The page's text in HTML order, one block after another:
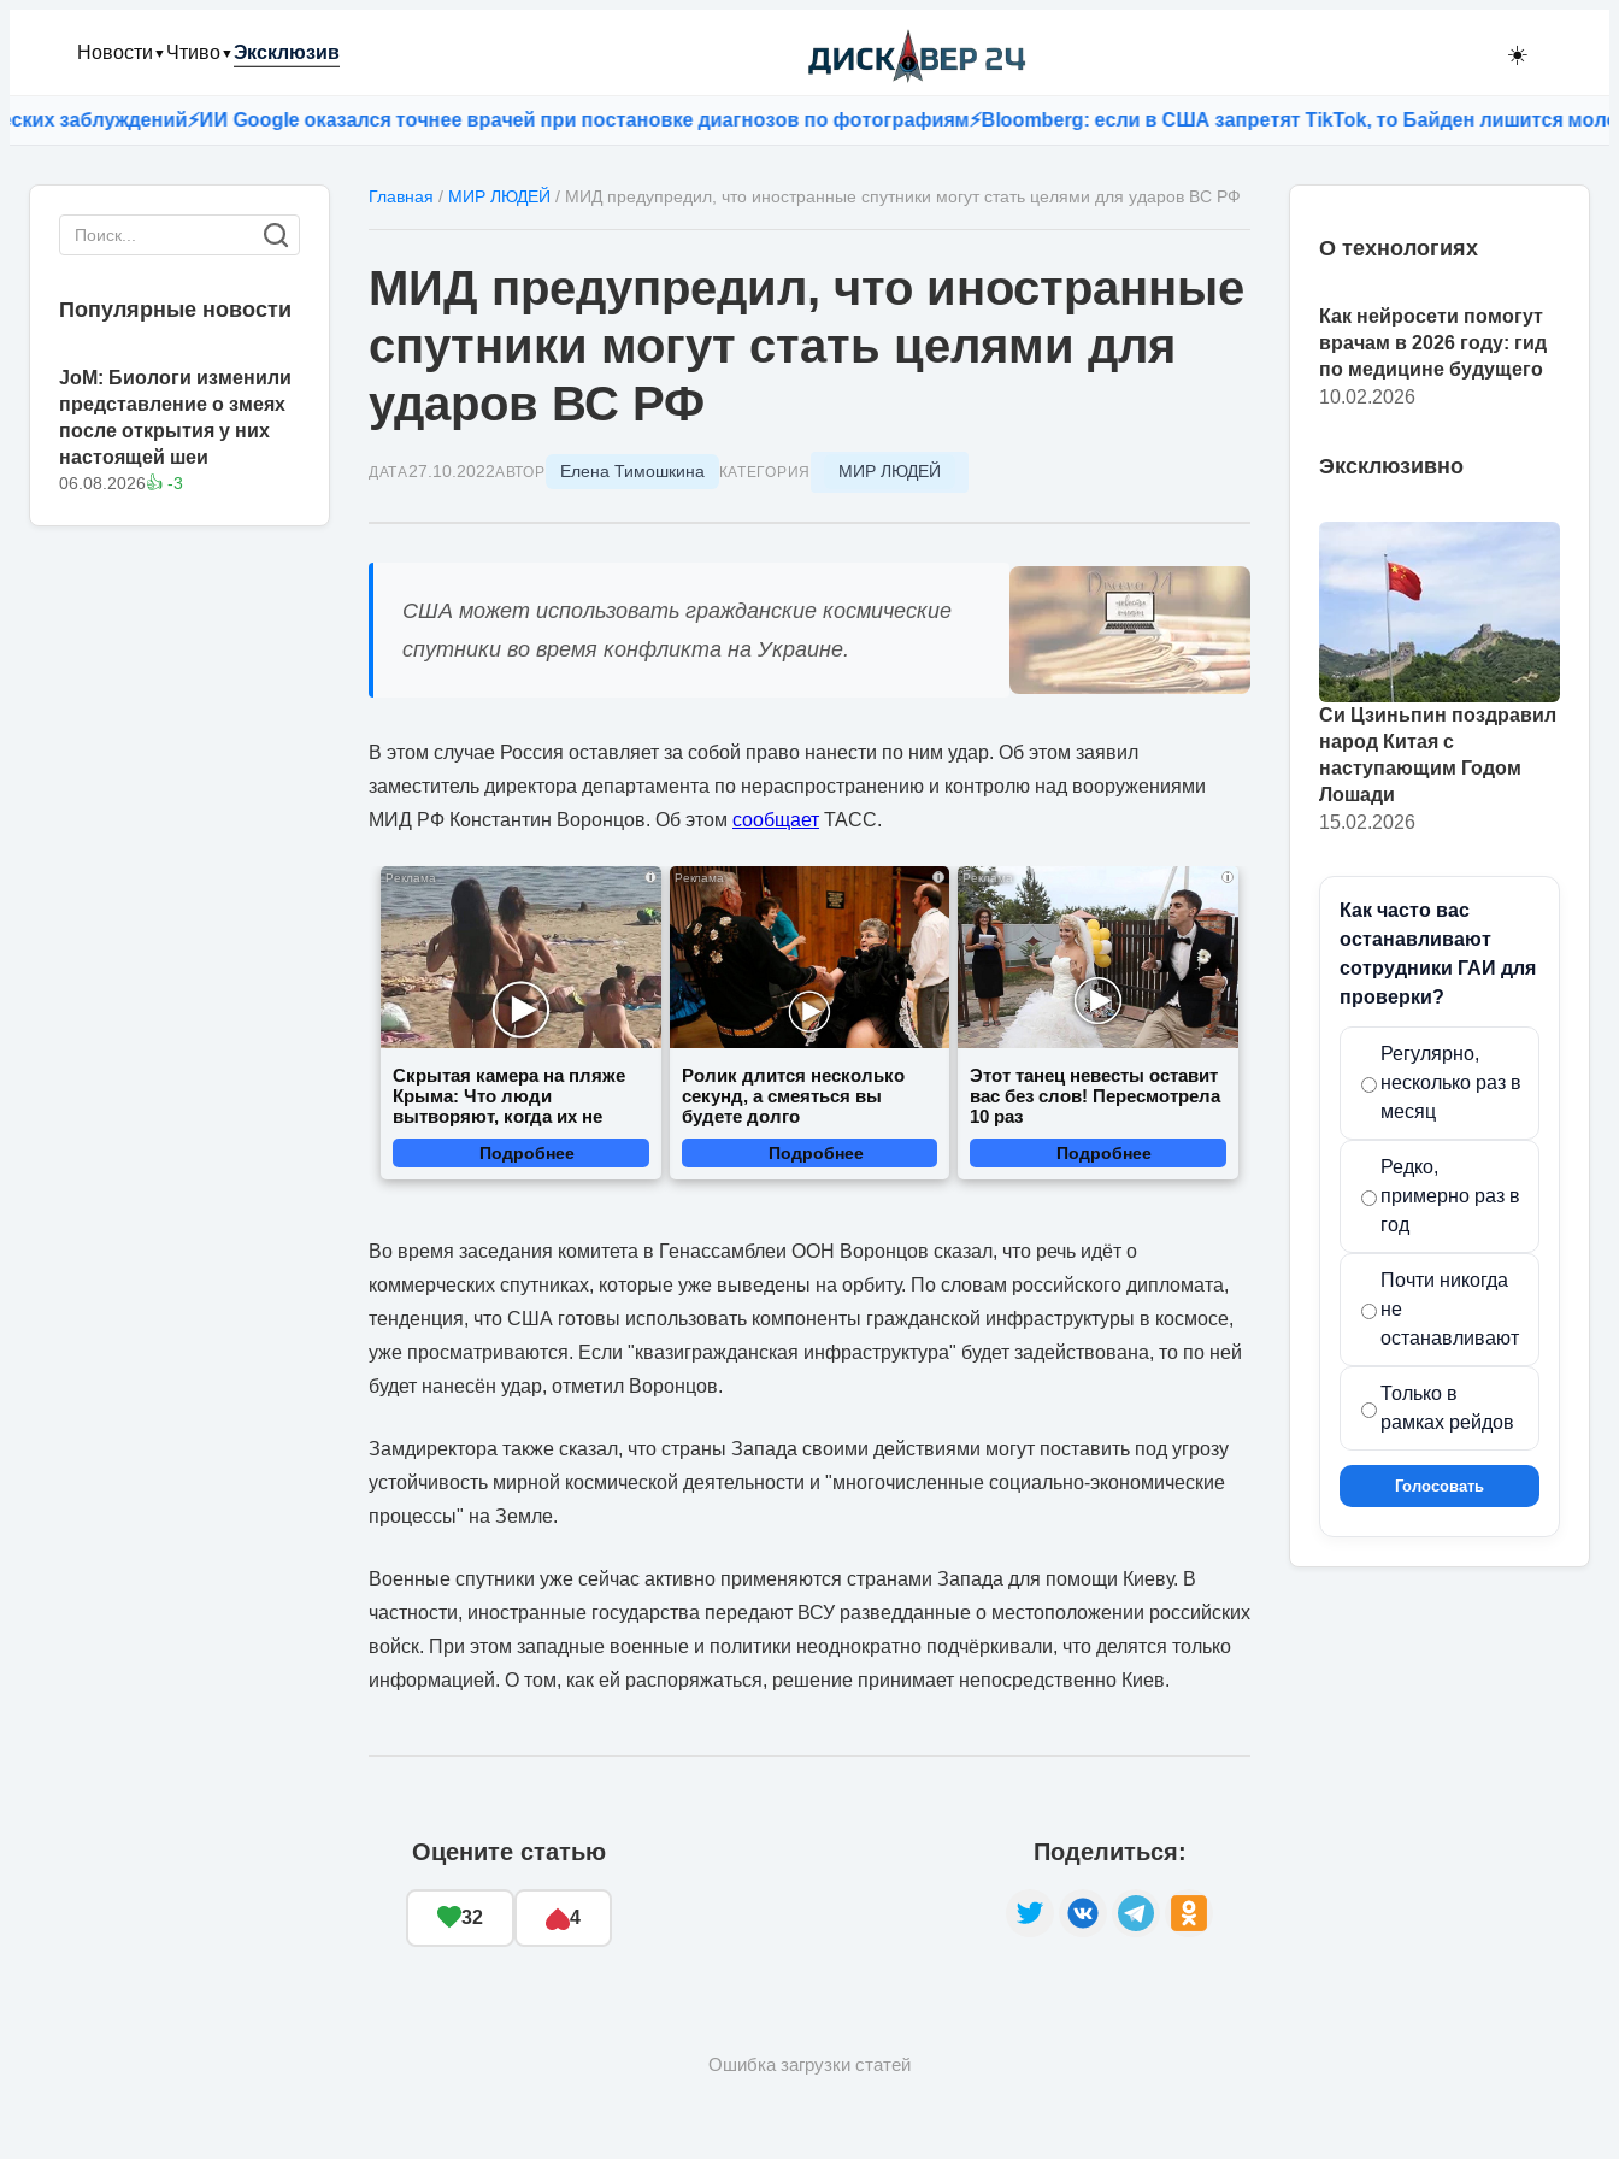
Новости ▼ Чтиво▼Эксклюзив ☀️
⚡ИИ Google оказался точнее врачей при постановке диагнозов по фотографиям⚡Bloomberg: если в США запретят TikTok, то Байден лишится молодых
Популярные новости
JoM: Биологи изменили
представление о змеях
после открытия у них
настоящей шеи
06.08.2026👍 -3
Главная / МИР ЛЮДЕЙ / МИД предупредил, что иностранные спутники могут стать целями для ударов ВС РФ
МИД предупредил, что иностранные
спутники могут стать целями для
ударов ВС РФ
ДАТА27.10.2022АВТОР Елена Тимошкина КАТЕГОРИЯ МИР ЛЮДЕЙ
США может использовать гражданские космические
спутники во время конфликта на Украине.
В этом случае Россия оставляет за собой право нанести по ним удар. Об этом заявил
заместитель директора департамента по нераспространению и контролю над вооружениями
МИД РФ Константин Воронцов. Об этом сообщает ТАСС.
i
Скрытая камера на пляже
Крыма: Что люди
вытворяют, когда их не
видят...
Подробнее
i
Ролик длится несколько
секунд, а смеяться вы
будете долго
Подробнее
i
Этот танец невесты оставит
вас без слов! Пересмотрела
10 раз
Подробнее
Во время заседания комитета в Генассамблеи ООН Воронцов сказал, что речь идёт о
коммерческих спутниках, которые уже выведены на орбиту. По словам российского дипломата,
тенденция, что США готовы использовать компоненты гражданской инфраструктуры в космосе,
уже просматриваются. Если "квазигражданская инфраструктура" будет задействована, то по ней
будет нанесён удар, отметил Воронцов.
Замдиректора также сказал, что страны Запада своими действиями могут поставить под угрозу
устойчивость мирной космической деятельности и "многочисленные социально-экономические
процессы" на Земле.
Военные спутники уже сейчас активно применяются странами Запада для помощи Киеву. В
частности, иностранные государства передают ВСУ разведданные о местоположении российских
войск. При этом западные военные и политики неоднократно подчёркивали, что делятся только
информацией. О том, как ей распоряжаться, решение принимает непосредственно Киев.
Оцените статью
32 4
Поделиться:
Ошибка загрузки статей
О технологиях
Как нейросети помогут
врачам в 2026 году: гид
по медицине будущего
10.02.2026
Эксклюзивно
Си Цзиньпин поздравил
народ Китая с
наступающим Годом
Лошади
15.02.2026
Как часто вас
останавливают
сотрудники ГАИ для
проверки?
Регулярно,
несколько раз в
месяц
Редко,
примерно раз в
год
Почти никогда
не
останавливают
Только в
рамках рейдов
Голосовать